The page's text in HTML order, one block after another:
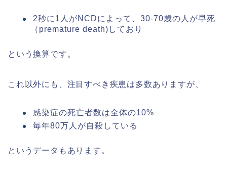
2秒に1人がNCDによって、30-70歳の人が早死
（premature death)しており
という換算です。
これ以外にも、注目すべき疾患は多数ありますが、
感染症の死亡者数は全体の10%
毎年80万人が自殺している
というデータもあります。